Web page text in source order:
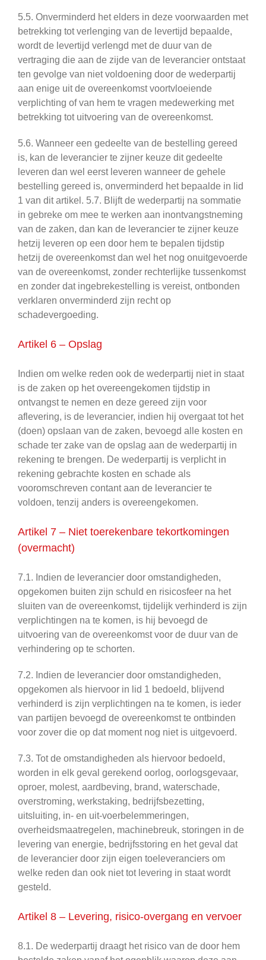
5.5. Onverminderd het elders in deze voorwaarden met
betrekking tot verlenging van de levertijd bepaalde,
wordt de levertijd verlengd met de duur van de
vertraging die aan de zijde van de leverancier ontstaat
ten gevolge van niet voldoening door de wederpartij
aan enige uit de overeenkomst voortvloeiende
verplichting of van hem te vragen medewerking met
betrekking tot uitvoering van de overeenkomst.
5.6. Wanneer een gedeelte van de bestelling gereed
is, kan de leverancier te zijner keuze dit gedeelte
leveren dan wel eerst leveren wanneer de gehele
bestelling gereed is, onverminderd het bepaalde in lid
1 van dit artikel. 5.7. Blijft de wederpartij na sommatie
in gebreke om mee te werken aan inontvangstneming
van de zaken, dan kan de leverancier te zijner keuze
hetzij leveren op een door hem te bepalen tijdstip
hetzij de overeenkomst dan wel het nog onuitgevoerde
van de overeenkomst, zonder rechterlijke tussenkomst
en zonder dat ingebrekestelling is vereist, ontbonden
verklaren onverminderd zijn recht op
schadevergoeding.
Artikel 6 – Opslag
Indien om welke reden ook de wederpartij niet in staat
is de zaken op het overeengekomen tijdstip in
ontvangst te nemen en deze gereed zijn voor
aflevering, is de leverancier, indien hij overgaat tot het
(doen) opslaan van de zaken, bevoegd alle kosten en
schade ter zake van de opslag aan de wederpartij in
rekening te brengen. De wederpartij is verplicht in
rekening gebrachte kosten en schade als
vooromschreven contant aan de leverancier te
voldoen, tenzij anders is overeengekomen.
Artikel 7 – Niet toerekenbare tekortkomingen
(overmacht)
7.1. Indien de leverancier door omstandigheden,
opgekomen buiten zijn schuld en risicosfeer na het
sluiten van de overeenkomst, tijdelijk verhinderd is zijn
verplichtingen na te komen, is hij bevoegd de
uitvoering van de overeenkomst voor de duur van de
verhindering op te schorten.
7.2. Indien de leverancier door omstandigheden,
opgekomen als hiervoor in lid 1 bedoeld, blijvend
verhinderd is zijn verplichtingen na te komen, is ieder
van partijen bevoegd de overeenkomst te ontbinden
voor zover die op dat moment nog niet is uitgevoerd.
7.3. Tot de omstandigheden als hiervoor bedoeld,
worden in elk geval gerekend oorlog, oorlogsgevaar,
oproer, molest, aardbeving, brand, waterschade,
overstroming, werkstaking, bedrijfsbezetting,
uitsluiting, in- en uit-voerbelemmeringen,
overheidsmaatregelen, machinebreuk, storingen in de
levering van energie, bedrijfsstoring en het geval dat
de leverancier door zijn eigen toeleveranciers om
welke reden dan ook niet tot levering in staat wordt
gesteld.
Artikel 8 – Levering, risico-overgang en vervoer
8.1. De wederpartij draagt het risico van de door hem